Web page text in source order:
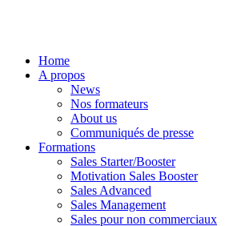
Home
A propos
News
Nos formateurs
About us
Communiqués de presse
Formations
Sales Starter/Booster
Motivation Sales Booster
Sales Advanced
Sales Management
Sales pour non commerciaux